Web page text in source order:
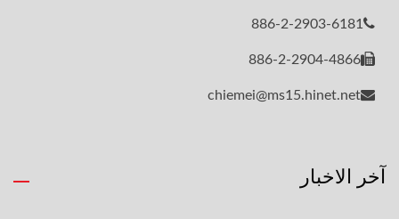
886-2-2903-6181
886-2-2904-4866
chiemei@ms15.hinet.net
آخر الاخبار